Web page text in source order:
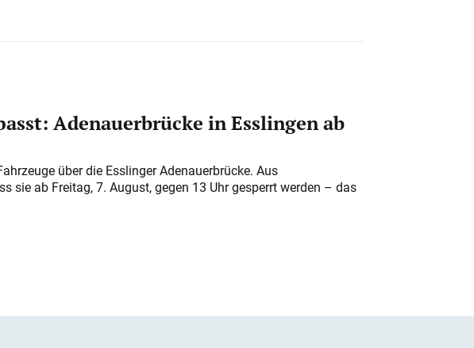
Adenauerbrücke in Esslingen ab
über die Esslinger Adenauerbrücke. Aus
sie ab Freitag, 7. August, gegen 13 Uhr gesperrt werden – das